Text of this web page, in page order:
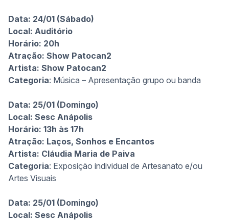
Data: 24/01 (Sábado)
Local: Auditório
Horário: 20h
Atração: Show Patocan2
Artista: Show Patocan2
Categoria: Música – Apresentação grupo ou banda
Data: 25/01 (Domingo)
Local: Sesc Anápolis
Horário: 13h às 17h
Atração: Laços, Sonhos e Encantos
Artista: Cláudia Maria de Paiva
Categoria: Exposição individual de Artesanato e/ou
Artes Visuais
Data: 25/01 (Domingo)
Local: Sesc Anápolis